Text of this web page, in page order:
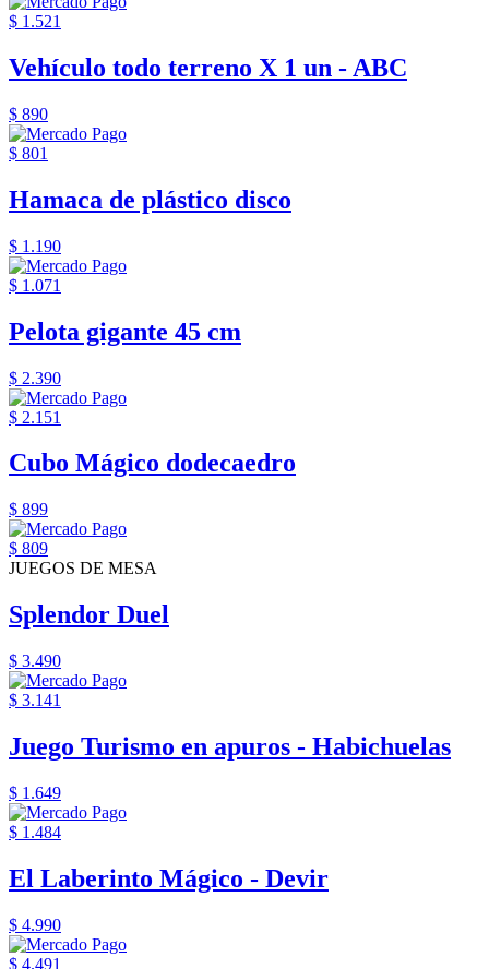
$ 1.521
Vehículo todo terreno X 1 un - ABC
$ 890
$ 801
Hamaca de plástico disco
$ 1.190
$ 1.071
Pelota gigante 45 cm
$ 2.390
$ 2.151
Cubo Mágico dodecaedro
$ 899
$ 809
JUEGOS DE MESA
Splendor Duel
$ 3.490
$ 3.141
Juego Turismo en apuros - Habichuelas
$ 1.649
$ 1.484
El Laberinto Mágico - Devir
$ 4.990
$ 4.491